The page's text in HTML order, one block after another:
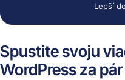
Lepší
Spustite svoju
WordPress za